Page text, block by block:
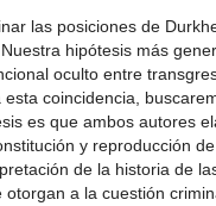
las posiciones de
hipótesis más
oculto entre
coincidencia,
es que ambos autores
y reproducción
de la historia de
a la cuestión